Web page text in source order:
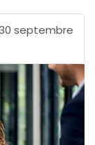
septembre